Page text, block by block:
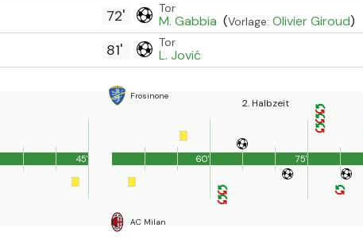
72'
Tor
M. Gabbia (Vorlage: Olivier Giroud)
81' Tor
L. Jović
45'
Frosinone
2. Halbzeit
AC Milan
60' 75'